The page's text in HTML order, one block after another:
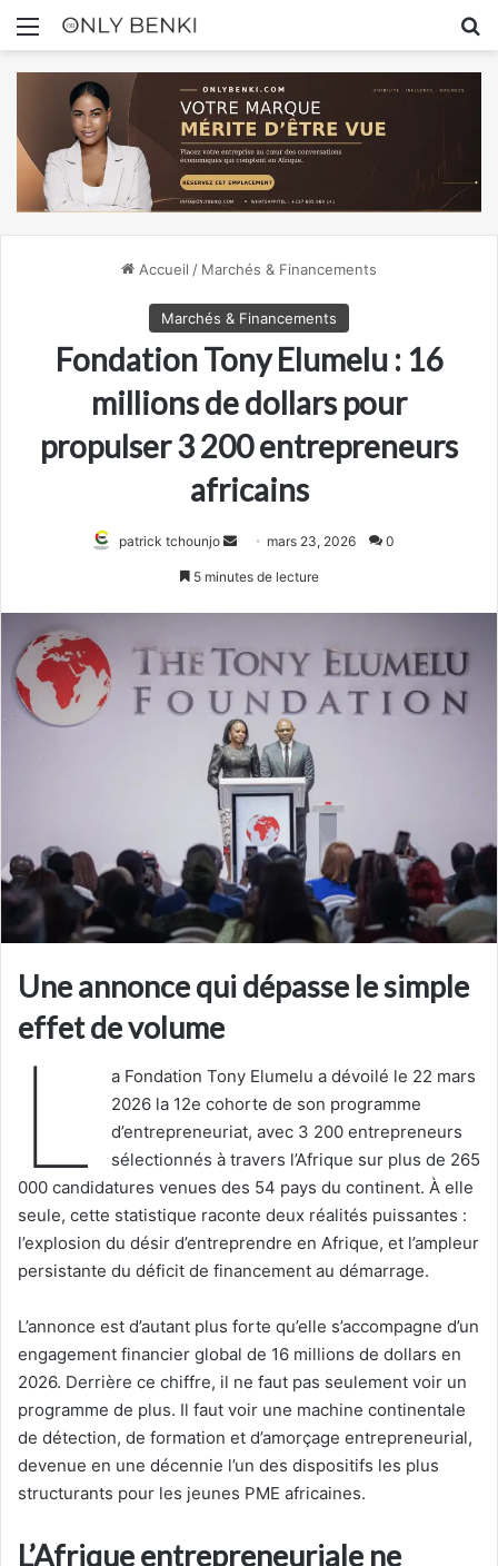
Menu
Accueil / Marchés & Financements
Marchés & Financements
Fondation Tony Elumelu : 16
millions de dollars pour
propulser 3 200 entrepreneurs
africains
patrick tchounjo
Envoyermars 23, 2026 0
5 minutes de lecture
Une annonce qui dépasse le simple
effet de volume
L
a Fondation Tony Elumelu a dévoilé le 22 mars
2026 la 12e cohorte de son programme
d’entrepreneuriat, avec 3 200 entrepreneurs
sélectionnés à travers l’Afrique sur plus de 265
000 candidatures venues des 54 pays du continent. À elle
seule, cette statistique raconte deux réalités puissantes :
l’explosion du désir d’entreprendre en Afrique, et l’ampleur
persistante du déficit de financement au démarrage.
L’annonce est d’autant plus forte qu’elle s’accompagne d’un
engagement financier global de 16 millions de dollars en
2026. Derrière ce chiffre, il ne faut pas seulement voir un
programme de plus. Il faut voir une machine continentale
de détection, de formation et d’amorçage entrepreneurial,
devenue en une décennie l’un des dispositifs les plus
structurants pour les jeunes PME africaines.
L’Afrique entrepreneuriale ne